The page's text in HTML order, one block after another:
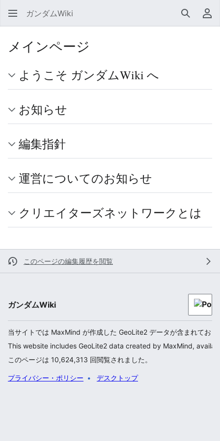
ガンダムWiki 検索 利
メインページ
ようこそ ガンダムWiki へ
お知らせ
編集指針
運営についてのお知らせ
クリエイターズネットワークとは
このページの編集履歴を閲覧
ガンダムWiki
当サイトでは MaxMind が作成した GeoLite2 データが含まれてお
This website includes GeoLite2 data created by MaxMind,
このページは 10,624,313 回閲覧されました。
プライバシー・ポリシー デスクトップ